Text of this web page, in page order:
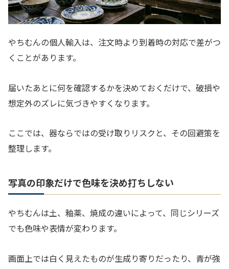
やちむんの個人輸入は、注文時より到着時の対応で差がつ
くことがあります。
届いたあとに何を確認するかを決めておくだけで、破損や
想定外のズレに気づきやすくなります。
ここでは、器ならではの受け取りリスクと、その回避策を
整理します。
写真の印象だけで色味を決め打ちしない
やちむんは土、釉薬、焼成の違いによって、同じシリーズ
でも色味や表情が変わります。
画面上では白く見えたものが生成り寄りだったり、青が強